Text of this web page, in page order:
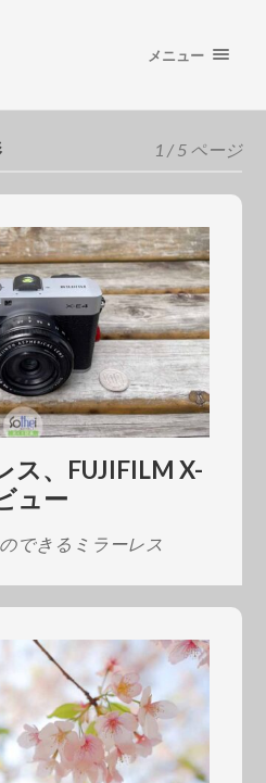
メニュー
1 / 5 ページ
ス、FUJIFILM X-
ュー
できるミラーレス